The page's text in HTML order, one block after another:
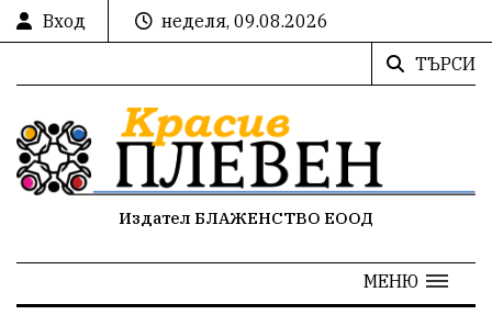
Вход
неделя, 09.08.2026
ТЪРСИ
Издател БЛАЖЕНСТВО ЕООД
МЕНЮ